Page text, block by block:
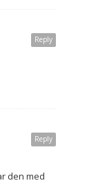
Reply
Reply
den med